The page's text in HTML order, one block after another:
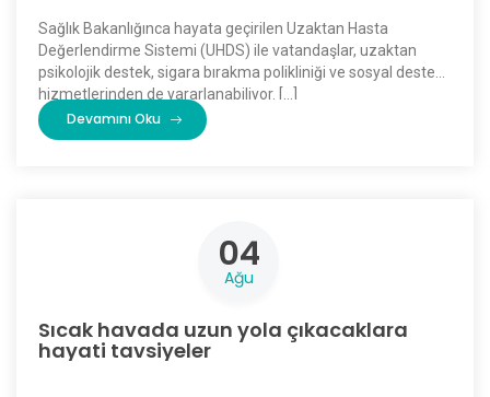
Sağlık Bakanlığınca hayata geçirilen Uzaktan Hasta
Değerlendirme Sistemi (UHDS) ile vatandaşlar, uzaktan
psikolojik destek, sigara bırakma polikliniği ve sosyal destek
hizmetlerinden de yararlanabiliyor. […]
Devamını Oku
04
Ağu
Sıcak havada uzun yola çıkacaklara
hayati tavsiyeler